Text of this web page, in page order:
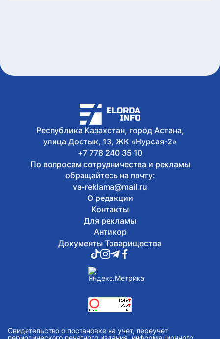
Министр туризма и спорта посетил
соревнования по фиджитал-футболу в
рамках «Игр Будущего 2026»
Республика Казахстан, город Астана,
улица Достык, 13, ЖК «Нурсая-2»
+7 778 240 35 10
По вопросам сотрудничества и рекламы
обращайтесь на почту:
va-reklama@mail.ru
О редакции
Контакты
Для рекламы
Антикор
Документы Товарищества
Свидетельство о постановке на учет, переучет
периодического печатного издания, информационного